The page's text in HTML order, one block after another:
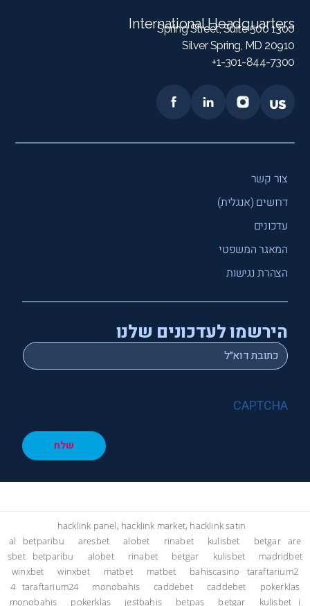
International Headquarters
1300 Spring Street, Suite 500
Silver Spring, MD 20910
1-301-844-7300+
צור קשר
דרושים (אנגלית)
עדכונים
המאגר המשפטי
הצהרת נגישות
הירשמו לעדכונים שלנו
Email
*
CAPTCHA
שלח
hacklink panel, hacklink market, hacklink satın
al
betparibu aresbet alobet rinabet kulisbet betgar
are
sbet
betparibu alobet rinabet betgar kulisbet
madridbet
winxbet
winxbet matbet matbet bahiscasino
taraftarium2
4 taraftarium24 monobahis caddebet caddebet
pokerklas
monobahis
pokerklas jestbahis betpas betgar kulisbet i